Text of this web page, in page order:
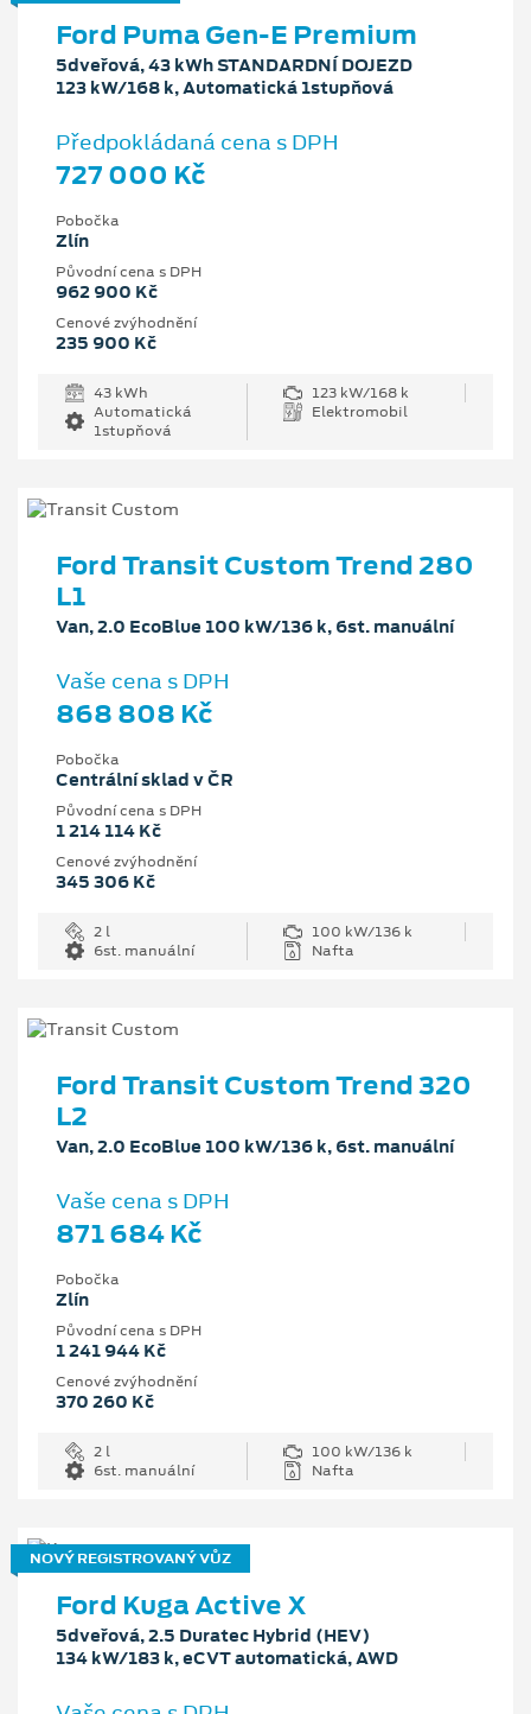
Ford Puma Gen-E Premium
5dveřová, 43 kWh STANDARDNÍ DOJEZD
123 kW/168 k, Automatická 1stupňová
Předpokládaná cena s DPH
727 000 Kč
Pobočka
Zlín
Původní cena s DPH
962 900 Kč
Cenové zvýhodnění
235 900 Kč
43 kWh
123 kW/168 k
Automatická
1stupňová
Elektromobil
Ford Transit Custom Trend 280
L1
Van, 2.0 EcoBlue 100 kW/136 k, 6st. manuální
Vaše cena s DPH
868 808 Kč
Pobočka
Centrální sklad v ČR
Původní cena s DPH
1 214 114 Kč
Cenové zvýhodnění
345 306 Kč
2 l
100 kW/136 k
6st. manuální
Nafta
Ford Transit Custom Trend 320
L2
Van, 2.0 EcoBlue 100 kW/136 k, 6st. manuální
Vaše cena s DPH
871 684 Kč
Pobočka
Zlín
Původní cena s DPH
1 241 944 Kč
Cenové zvýhodnění
370 260 Kč
2 l
100 kW/136 k
6st. manuální
Nafta
NOVÝ REGISTROVANÝ VŮZ
Ford Kuga Active X
5dveřová, 2.5 Duratec Hybrid (HEV)
134 kW/183 k, eCVT automatická, AWD